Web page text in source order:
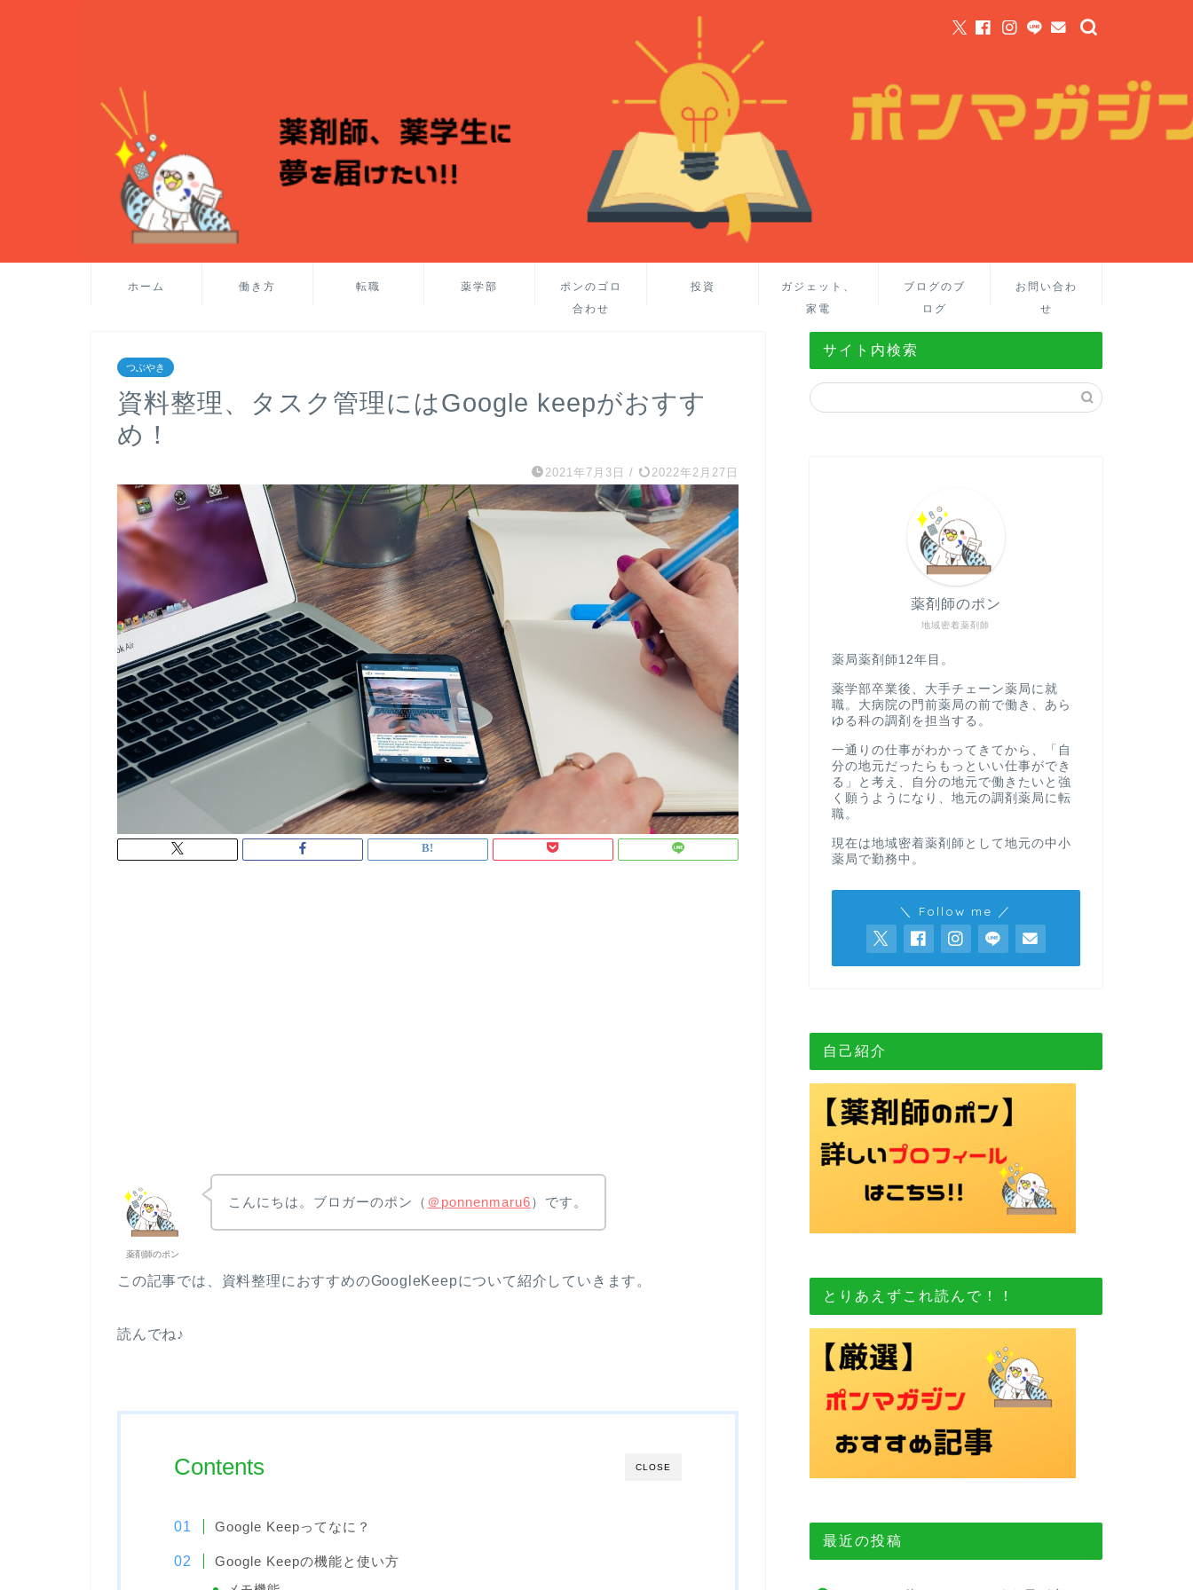
ホーム 働き方 転職 薬学部
ポンのゴロ
合わせ
投資
ガジェット、
家電
ブログのブ
ログ
お問い合わ
せ
つぶやき
資料整理、タスク管理にはGoogle keepがおすす
め！
2021年7月3日 / 2022年2月27日
薬剤師のポン
こんにちは。ブロガーのポン（ ＠ponnenmaru6）です。
この記事では、資料整理におすすめのGoogleKeepについて紹介していきます。
読んでね♪
CLOSE
Contents
Google Keepってなに？
Google Keepの機能と使い方
サイト内検索
地域密着薬剤師
薬剤師のポン
薬局薬剤師12年目。
薬学部卒業後、大手チェーン薬局に就
職。大病院の門前薬局の前で働き、あら
ゆる科の調剤を担当する。
一通りの仕事がわかってきてから、「自
分の地元だったらもっといい仕事ができ
る」と考え、自分の地元で働きたいと強
く願うようになり、地元の調剤薬局に転
職。
現在は地域密着薬剤師として地元の中小
薬局で勤務中。
＼ Follow me ／
自己紹介
とりあえずこれ読んで！！
最近の投稿